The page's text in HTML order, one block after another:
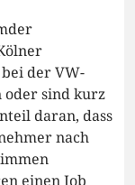
der VW-
oder sind kurz
daran, dass
nach
einen Job